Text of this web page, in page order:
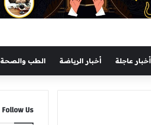
أخبار عاجلة أخبار الرياضة الطب والصحة
Follow Us